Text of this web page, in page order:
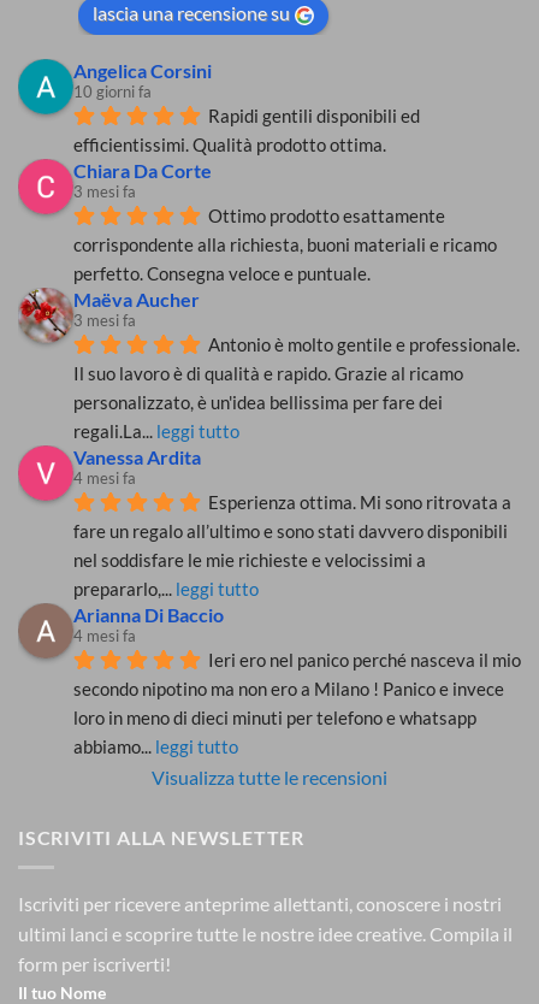
come
rispettare
le
anti
coronavirus?
lascia una recensione su
Angelica Corsini
10 giorni fa
Rapidi gentili disponibili ed
efficientissimi. Qualità prodotto ottima.
Chiara Da Corte
3 mesi fa
Ottimo prodotto esattamente
corrispondente alla richiesta, buoni materiali e ricamo
perfetto. Consegna veloce e puntuale.
Maëva Aucher
3 mesi fa
Antonio è molto gentile e professionale.
Il suo lavoro è di qualità e rapido. Grazie al ricamo
personalizzato, è un'idea bellissima per fare dei
regali.La... leggi tutto
Vanessa Ardita
4 mesi fa
Esperienza ottima. Mi sono ritrovata a
fare un regalo all’ultimo e sono stati davvero disponibili
nel soddisfare le mie richieste e velocissimi a
prepararlo,... leggi tutto
Arianna Di Baccio
4 mesi fa
Ieri ero nel panico perché nasceva il mio
secondo nipotino ma non ero a Milano ! Panico e invece
loro in meno di dieci minuti per telefono e whatsapp
abbiamo... leggi tutto
Visualizza tutte le recensioni
ISCRIVITI ALLA NEWSLETTER
Iscriviti per ricevere anteprime allettanti, conoscere i nostri
ultimi lanci e scoprire tutte le nostre idee creative. Compila il
form per iscriverti!
Il tuo Nome